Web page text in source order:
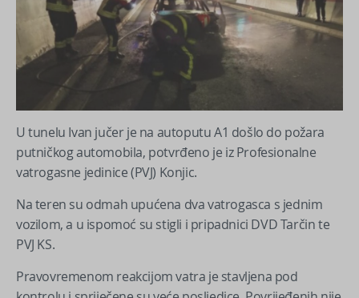
U tunelu Ivan jučer je na autoputu A1 došlo do požara
putničkog automobila, potvrđeno je iz Profesionalne
vatrogasne jedinice (PVJ) Konjic.
Na teren su odmah upućena dva vatrogasca s jednim
vozilom, a u ispomoć su stigli i pripadnici DVD Tarčin te
PVJ KS.
Pravovremenom reakcijom vatra je stavljena pod